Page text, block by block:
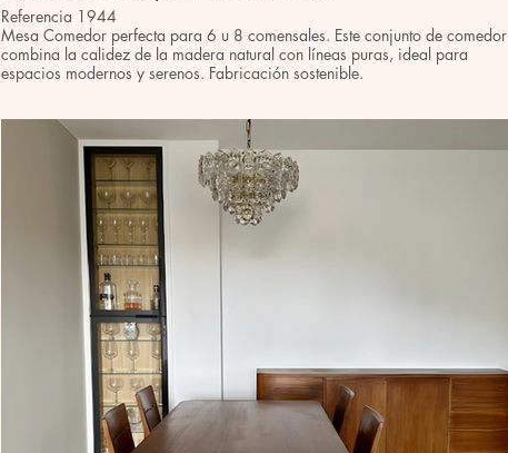
Referencia 1944
Mesa Comedor perfecta para 6 u 8 comensales. Este conjunto de comedor
combina la calidez de la madera natural con líneas puras, ideal para
espacios modernos y serenos. Fabricación sostenible.